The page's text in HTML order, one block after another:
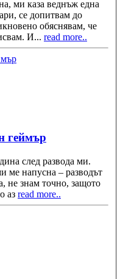
ми каза веднъж една
се допитвам до
обяснявам, че
И... read more..
геймър
след развода ми.
ме напусна – разводът
не знам точно, защото
аз read more..